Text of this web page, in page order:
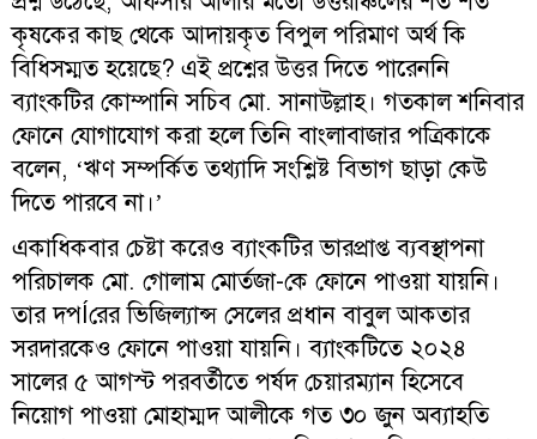
কৃষকের কাছ থেকে আদায়কৃত বিপুল পরিমাণ অর্থ কি
বিধিসম্মত হয়েছে? এই প্রশ্নের উত্তর দিতে পারেননি
ব্যাংকটির কোম্পানি সচিব মো. সানাউল্লাহ। গতকাল শনিবার
ফোনে যোগাযোগ করা হলে তিনি বাংলাবাজার পত্রিকাকে
বলেন, ‘ঋণ সম্পর্কিত তথ্যাদি সংশ্লিষ্ট বিভাগ ছাড়া কেউ
দিতে পারবে না।’
একাধিকবার চেষ্টা করেও ব্যাংকটির ভারপ্রাপ্ত ব্যবস্থাপনা
পরিচালক মো. গোলাম মোর্তজা-কে ফোনে পাওয়া যায়নি।
তার দপÍরের ভিজিল্যান্স সেলের প্রধান বাবুল আকতার
সরদারকেও ফোনে পাওয়া যায়নি। ব্যাংকটিতে ২০২৪
সালের ৫ আগস্ট পরবর্তীতে পর্ষদ চেয়ারম্যান হিসেবে
নিয়োগ পাওয়া মোহাম্মদ আলীকে গত ৩০ জুন অব্যাহতি